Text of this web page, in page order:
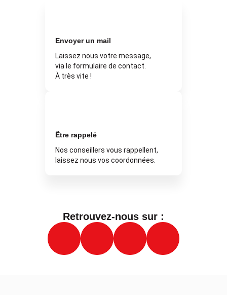
Envoyer un mail
Laissez nous votre message,
via le formulaire de contact.
À très vite !
Être rappelé
Nos conseillers vous rappellent,
laissez nous vos coordonnées.
Retrouvez-nous sur :